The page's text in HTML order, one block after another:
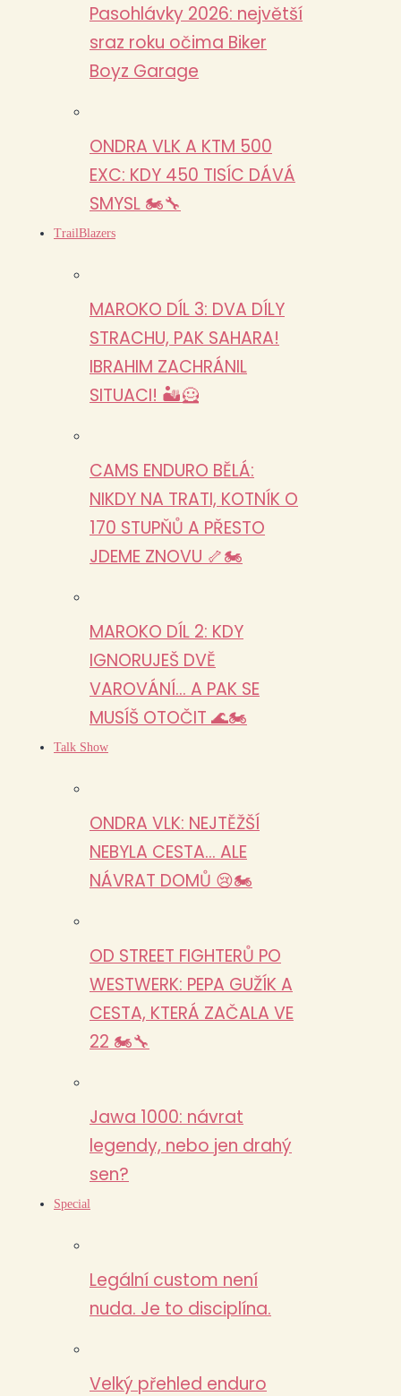
Pasohlávky 2026: největší
sraz roku očima Biker
Boyz Garage
ONDRA VLK A KTM 500
EXC: KDY 450 TISÍC DÁVÁ
SMYSL 🏍️🔧
TrailBlazers
MAROKO DÍL 3: DVA DÍLY
STRACHU, PAK SAHARA!
IBRAHIM ZACHRÁNIL
SITUACI! 🏜️🦸
CAMS ENDURO BĚLÁ:
NIKDY NA TRATI, KOTNÍK O
170 STUPŇŮ A PŘESTO
JDEME ZNOVU 🦴🏍️
MAROKO DÍL 2: KDY
IGNORUJEŠ DVĚ
VAROVÁNÍ… A PAK SE
MUSÍŠ OTOČIT 🌊🏍️
Talk Show
ONDRA VLK: NEJTĚŽŠÍ
NEBYLA CESTA… ALE
NÁVRAT DOMŮ 😢🏍️
OD STREET FIGHTERŮ PO
WESTWERK: PEPA GUŽÍK A
CESTA, KTERÁ ZAČALA VE
22 🏍️🔧
Jawa 1000: návrat
legendy, nebo jen drahý
sen?
Special
Legální custom není
nuda. Je to disciplína.
Velký přehled enduro